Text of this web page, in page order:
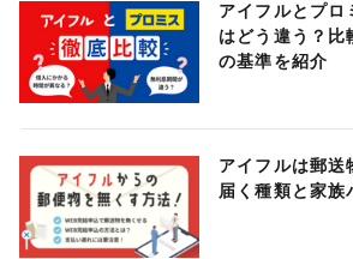
アイフルとプロ
はどう違う？比
の基準を紹介
アイフルは郵送
届く種類と家族